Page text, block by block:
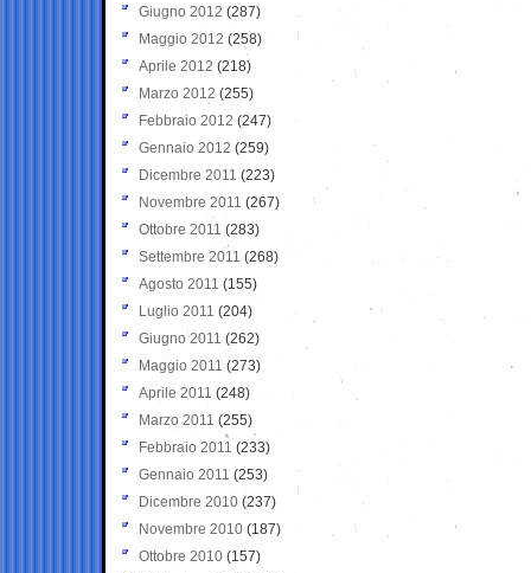
Giugno 2012 (287)
Maggio 2012 (258)
Aprile 2012 (218)
Marzo 2012 (255)
Febbraio 2012 (247)
Gennaio 2012 (259)
Dicembre 2011 (223)
Novembre 2011 (267)
Ottobre 2011 (283)
Settembre 2011 (268)
Agosto 2011 (155)
Luglio 2011 (204)
Giugno 2011 (262)
Maggio 2011 (273)
Aprile 2011 (248)
Marzo 2011 (255)
Febbraio 2011 (233)
Gennaio 2011 (253)
Dicembre 2010 (237)
Novembre 2010 (187)
Ottobre 2010 (157)